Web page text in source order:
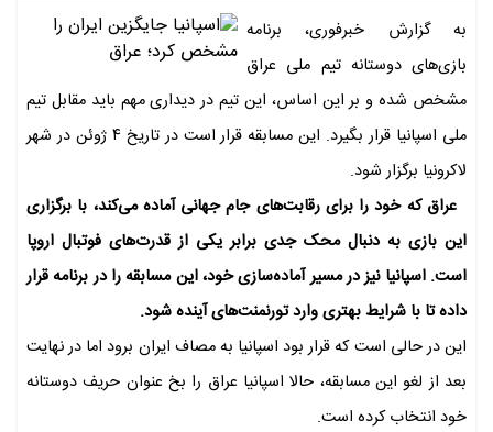
به گزارش خبرفوری، برنامه
بازی‌های دوستانه تیم ملی عراق
مشخص شده و بر این اساس، این تیم در دیداری مهم باید مقابل تیم
ملی اسپانیا قرار بگیرد. این مسابقه قرار است در تاریخ ۴ ژوئن در شهر
لاکرونیا برگزار شود.
عراق که خود را برای رقابت‌های جام جهانی آماده می‌کند، با برگزاری
این بازی به دنبال محک جدی برابر یکی از قدرت‌های فوتبال اروپا
است. اسپانیا نیز در مسیر آماده‌سازی خود، این مسابقه را در برنامه قرار
داده تا با شرایط بهتری وارد تورنمنت‌های آینده شود.
این در حالی است که قرار بود اسپانیا به مصاف ایران برود اما در نهایت
بعد از لغو این مسابقه، حالا اسپانیا عراق را بخ عنوان حریف دوستانه
خود انتخاب کرده است.